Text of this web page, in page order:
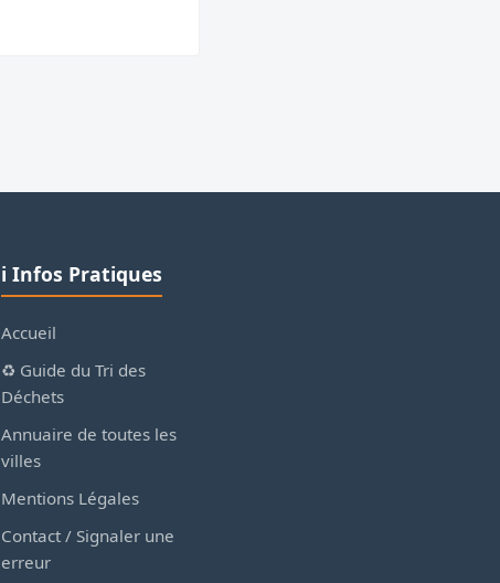
ℹ️ Infos Pratiques
Accueil
♻️ Guide du Tri des
Déchets
Annuaire de toutes les
villes
Mentions Légales
Contact / Signaler une
erreur